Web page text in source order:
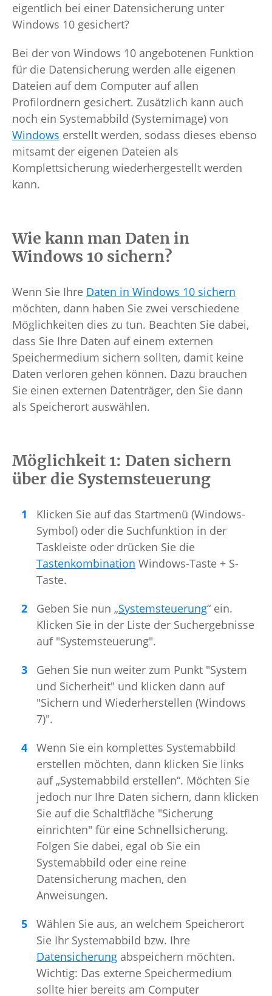
eigentlich bei einer Datensicherung unter
Windows 10 gesichert?
Bei der von Windows 10 angebotenen Funktion
für die Datensicherung werden alle eigenen
Dateien auf dem Computer auf allen
Profilordnern gesichert. Zusätzlich kann auch
noch ein Systemabbild (Systemimage) von
Windows erstellt werden, sodass dieses ebenso
mitsamt der eigenen Dateien als
Komplettsicherung wiederhergestellt werden
kann.
Wie kann man Daten in
Windows 10 sichern?
Wenn Sie Ihre Daten in Windows 10 sichern
möchten, dann haben Sie zwei verschiedene
Möglichkeiten dies zu tun. Beachten Sie dabei,
dass Sie Ihre Daten auf einem externen
Speichermedium sichern sollten, damit keine
Daten verloren gehen können. Dazu brauchen
Sie einen externen Datenträger, den Sie dann
als Speicherort auswählen.
Möglichkeit 1: Daten sichern
über die Systemsteuerung
Klicken Sie auf das Startmenü (Windows-
Symbol) oder die Suchfunktion in der
Taskleiste oder drücken Sie die
Tastenkombination Windows-Taste + S-
Taste.
Geben Sie nun „Systemsteuerung“ ein.
Klicken Sie in der Liste der Suchergebnisse
auf "Systemsteuerung".
Gehen Sie nun weiter zum Punkt "System
und Sicherheit" und klicken dann auf
"Sichern und Wiederherstellen (Windows
7)".
Wenn Sie ein komplettes Systemabbild
erstellen möchten, dann klicken Sie links
auf „Systemabbild erstellen“. Möchten Sie
jedoch nur Ihre Daten sichern, dann klicken
Sie auf die Schaltfläche "Sicherung
einrichten" für eine Schnellsicherung.
Folgen Sie dabei, egal ob Sie ein
Systemabbild oder eine reine
Datensicherung machen, den
Anweisungen.
Wählen Sie aus, an welchem Speicherort
Sie Ihr Systemabbild bzw. Ihre
Datensicherung abspeichern möchten.
Wichtig: Das externe Speichermedium
sollte hier bereits am Computer